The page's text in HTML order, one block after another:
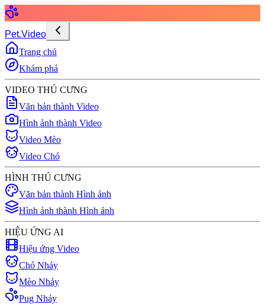
Pet.Video
Trang chủ
Khám phá
VIDEO THÚ CƯNG
Văn bản thành Video
Hình ảnh thành Video
Video Mèo
Video Chó
HÌNH THÚ CƯNG
Văn bản thành Hình ảnh
Hình ảnh thành Hình ảnh
HIỆU ỨNG AI
Hiệu ứng Video
Chó Nhảy
Mèo Nhảy
Pug Nhảy